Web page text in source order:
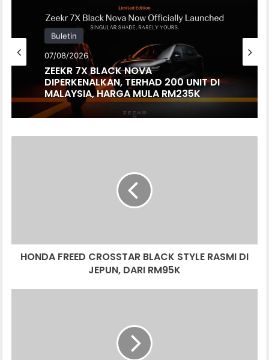
Buletin
07/08/2026
ZEEKR 7X BLACK NOVA
DIPERKENALKAN, TERHAD 200 UNIT DI
MALAYSIA, HARGA MULA RM235K
DARI
RM95K
HONDA FREED CROSSTAR BLACK STYLE RASMI DI
JEPUN, DARI RM95K